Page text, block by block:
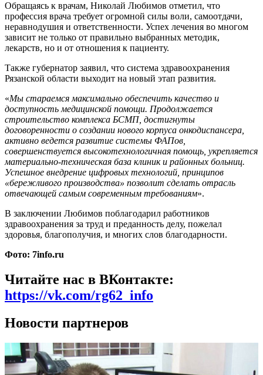
Обращаясь к врачам, Николай Любимов отметил, что
профессия врача требует огромной силы воли, самоотдачи,
неравнодушия и ответственности. Успех лечения во многом
зависит не только от правильно выбранных методик,
лекарств, но и от отношения к пациенту.
Также губернатор заявил, что система здравоохранения
Рязанской области выходит на новый этап развития.
«Мы стараемся максимально обеспечить качество и
доступность медицинской помощи. Продолжается
строительство комплекса БСМП, достигнуты
договоренности о создании нового корпуса онкодиспансера,
активно ведется развитие системы ФАПов,
совершенствуется высокотехнологичная помощь, укрепляется
материально-техническая база клиник и районных больниц.
Успешное внедрение цифровых технологий, принципов
«бережливого производства» позволит сделать отрасль
отвечающей самым современным требованиям».
В заключении Любимов поблагодарил работников
здравоохранения за труд и преданность делу, пожелал
здоровья, благополучия, и многих слов благодарности.
Фото: 7info.ru
Читайте нас в ВКонтакте:
https://vk.com/rg62_info
Новости партнеров